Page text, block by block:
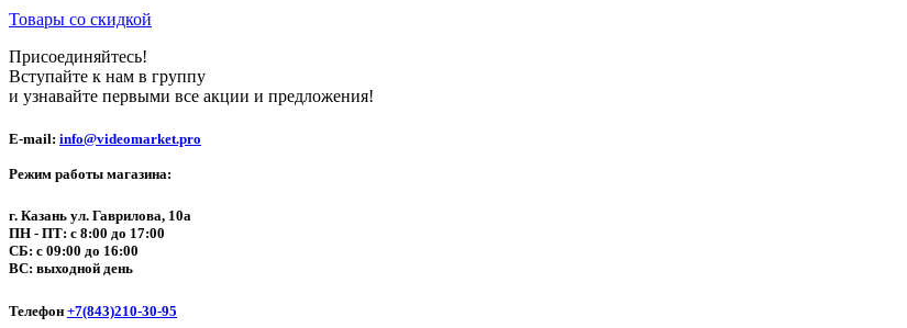
Товары со скидкой
Присоединяйтесь!
Вступайте к нам в группу
и узнавайте первыми все акции и предложения!
E-mail: info@videomarket.pro
Режим работы магазина:
г. Казань ул. Гаврилова, 10а
ПН - ПТ: с 8:00 до 17:00
СБ: с 09:00 до 16:00
ВС: выходной день
Телефон +7(843)210-30-95